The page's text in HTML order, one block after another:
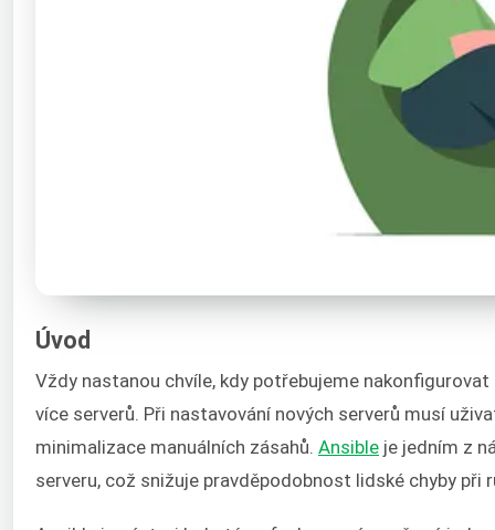
Úvod
Vždy nastanou chvíle, kdy potřebujeme
více serverů. Při nastavování nových serverů musí
minimalizace manuálních zásahů. Ansible je jedním z
serveru, což snižuje pravděpodobnost lidské chyby při